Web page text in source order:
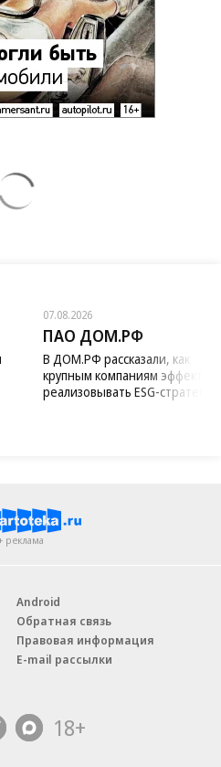
07.08.2026
ПАО ДОМ.РФ
В ДОМ.РФ рассказали, как
крупным компаниям
реализовывать ESG-стратегию
реклама
Android
Обратная связь
Правовая информация
E-mail рассылки
18+